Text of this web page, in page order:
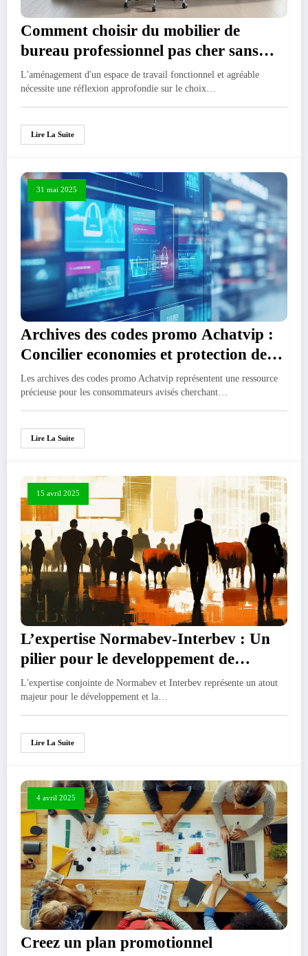
Comment choisir du mobilier de
bureau professionnel pas cher sans
sacrifier la qualite
L'aménagement d'un espace de travail fonctionnel et agréable
nécessite une réflexion approfondie sur le choix…
Lire La Suite
31 mai 2025
Archives des codes promo Achatvip :
Concilier economies et protection des
donnees personnelles
Les archives des codes promo Achatvip représentent une ressource
précieuse pour les consommateurs avisés cherchant…
Lire La Suite
15 avril 2025
L’expertise Normabev-Interbev : Un
pilier pour le developpement de
l’elevage bovin regional
L'expertise conjointe de Normabev et Interbev représente un atout
majeur pour le développement et la…
Lire La Suite
4 avril 2025
Creez un plan promotionnel